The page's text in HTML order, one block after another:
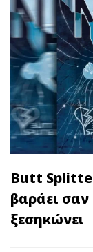
Butt
βαράει
ξεσηκώνει